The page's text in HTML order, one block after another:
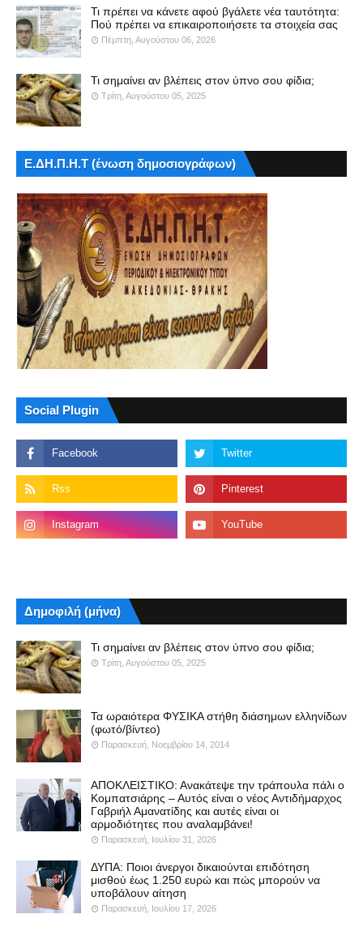
Τι πρέπει να κάνετε αφού βγάλετε νέα ταυτότητα:
Πού πρέπει να επικαιροποιήσετε τα στοιχεία σας
Πέμπτη, Αυγούστου 06, 2026
Τι σημαίνει αν βλέπεις στον ύπνο σου φίδια;
Τρίτη, Αυγούστου 05, 2025
Ε.ΔΗ.Π.Η.Τ (ένωση δημοσιογράφων)
Social Plugin
Δημοφιλή (μήνα)
Τι σημαίνει αν βλέπεις στον ύπνο σου φίδια;
Τρίτη, Αυγούστου 05, 2025
Τα ωραιότερα ΦΥΣΙΚΑ στήθη διάσημων ελληνίδων
(φωτό/βίντεο)
Παρασκευή, Νοεμβρίου 14, 2014
ΑΠΟΚΛΕΙΣΤΙΚΟ: Ανακάτεψε την τράπουλα πάλι ο
Κομπατσιάρης – Αυτός είναι ο νέος Αντιδήμαρχος
Γαβριήλ Αμανατίδης και αυτές είναι οι
αρμοδιότητες που αναλαμβάνει!
Παρασκευή, Ιουλίου 31, 2026
ΔΥΠΑ: Ποιοι άνεργοι δικαιούνται επιδότηση
μισθού έως 1.250 ευρώ και πώς μπορούν να
υποβάλουν αίτηση
Παρασκευή, Ιουλίου 17, 2026